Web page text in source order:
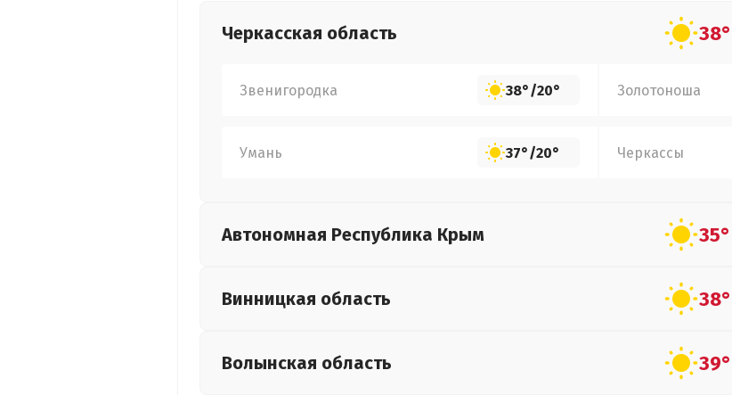
Черкасская область 38°
Звенигородка 38°/20° Золотоноша
Умань 37°/20° Черкассы
Автономная Республика Крым 35°
Винницкая область 38°
Волынская область 39°